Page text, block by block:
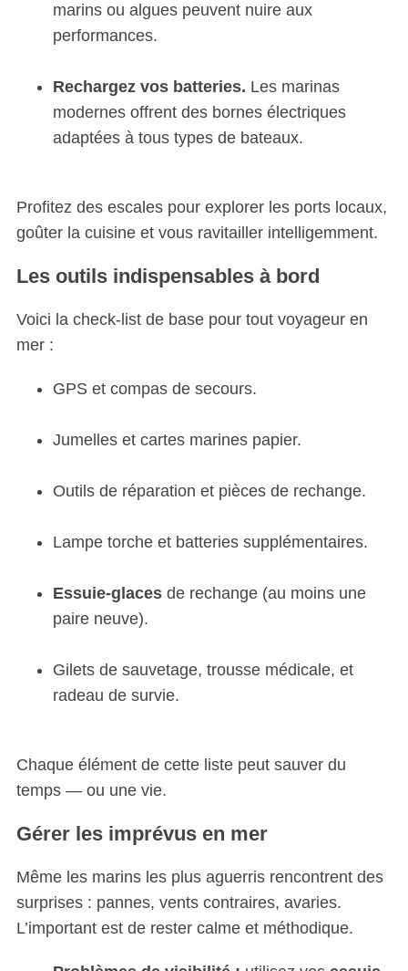
marins ou algues peuvent nuire aux
performances.
Rechargez vos batteries. Les marinas
modernes offrent des bornes électriques
adaptées à tous types de bateaux.
Profitez des escales pour explorer les ports locaux,
goûter la cuisine et vous ravitailler intelligemment.
Les outils indispensables à bord
Voici la check-list de base pour tout voyageur en
mer :
GPS et compas de secours.
Jumelles et cartes marines papier.
Outils de réparation et pièces de rechange.
Lampe torche et batteries supplémentaires.
Essuie-glacesde rechange (au moins une
paire neuve).
Gilets de sauvetage, trousse médicale, et
radeau de survie.
Chaque élément de cette liste peut sauver du
temps — ou une vie.
Gérer les imprévus en mer
Même les marins les plus aguerris rencontrent des
surprises : pannes, vents contraires, avaries.
L’important est de rester calme et méthodique.